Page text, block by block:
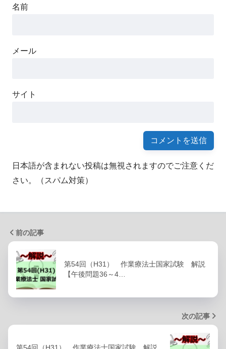
名前
メール
サイト
日本語が含まれない投稿は無視されますのでご注意くだ
さい。（スパム対策）
前の記事
第54回（H31） 作業療法士国家試験 解説
【午後問題36～4…
次の記事